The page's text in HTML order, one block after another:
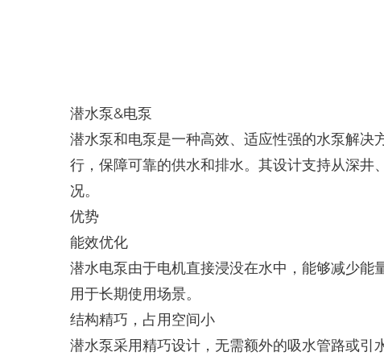
潜水泵&电泵
潜水泵和电泵是一种高效、适应性强的水泵解
行，保障可靠的供水和排水。其设计支持从深
况。
优势
能效优化
潜水电泵由于电机直接浸没在水中，能够减少
用于长期使用场景。
结构精巧，占用空间小
潜水泵采用精巧设计，无需额外的吸水管路或引